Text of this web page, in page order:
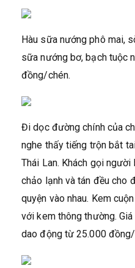
Hàu sữa nướng phô mai,
sữa nướng bơ, bạch tuộc
đồng/chén.
Đi dọc đường chính của
nghe thấy tiếng trộn bắt
Thái Lan. Khách gọi
chảo lạnh và tán đều cho
quyện vào nhau. Kem
với kem thông thường.
dao động từ 25.000